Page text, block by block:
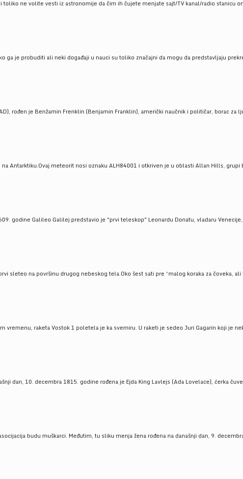
ne volite vesti iz astronomije da čim ih čujete menjate sajt/TV kanal/radio stanicu
ga je probuditi ali neki događaji u nauci su toliko značajni da mogu da predstavljaju
rođen je Benžamin Frenklin (Benjamin Franklin), američki naučnik i političar, borac za
Antarktiku.Ovaj meteorit nosi oznaku ALH84001 i otkriven je u oblasti Allan Hills, grupi
godine Galileo Galilej predstavio je "prvi teleskop" Leonardu Donatu, vladaru
sleteo na površinu drugog nebeskog tela.Oko šest sati pre “malog koraka za čoveka,
vremenu, raketa Vostok 1 poletela je ka svemiru. U raketi je sedeo Juri Gagarin koji je
dan, 10. decembra 1815. godine rođena je Ejda King Lavlejs (Ada Lovelace), ćerka
budu muškarci. Međutim, tu sliku menja žena rođena na današnji dan, 9.